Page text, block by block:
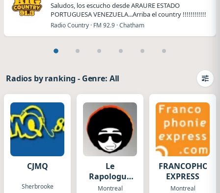
Saludos, los escucho desde ARAURE ESTADO
PORTUGUESA VENEZUELA...Arriba el country !!!!!!!!!!!!
Radio Country · FM 92.9 · Chatham
Radios by ranking- Genre: All
CJMQ
Sherbrooke
Le
Rapologue
Radio
Montreal
EXPRESS
Montreal